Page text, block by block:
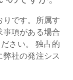
です。所属す
事項がある場合
さい。 独占的
社の発注シス